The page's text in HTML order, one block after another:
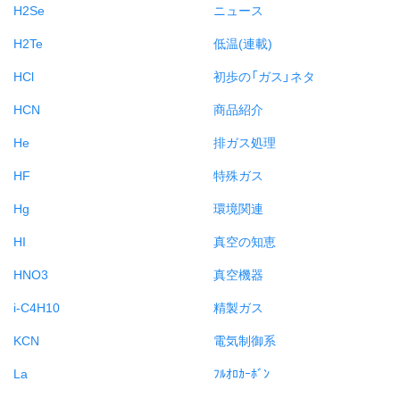
H2Se
H2Te
HCl
HCN
He
HF
Hg
HI
HNO3
i-C4H10
KCN
La
ニュース
低温(連載)
初歩の「ガス」ネタ
商品紹介
排ガス処理
特殊ガス
環境関連
真空の知恵
真空機器
精製ガス
電気制御系
ﾌﾙｵﾛｶｰﾎﾞﾝ